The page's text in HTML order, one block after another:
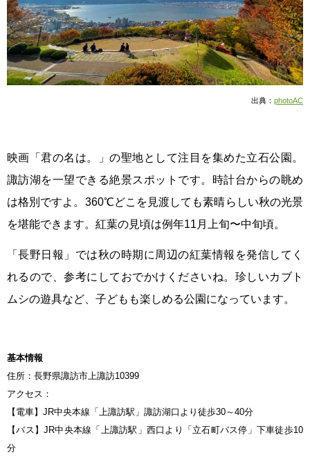
出典： photoAC
映画「君の名は。」の聖地として注目を集めた立石公園。
諏訪湖を一望できる絶景スポットです。時計台からの眺め
は格別ですよ。360℃どこを見渡しても素晴らしい秋の光景
を堪能できます。紅葉の見頃は例年11月上旬〜中旬頃。
「長野日報」では秋の時期に周辺の紅葉情報を発信してく
れるので、参考にしておでかけくださいね。珍しいカブト
ムシの遊具など、子どもも楽しめる公園になっています。
基本情報
住所：長野県諏訪市上諏訪10399
アクセス：
【電車】JR中央本線「上諏訪駅」諏訪湖口より徒歩30～40分
【バス】JR中央本線「上諏訪駅」西口より「立石町バス停」下車徒歩10
分